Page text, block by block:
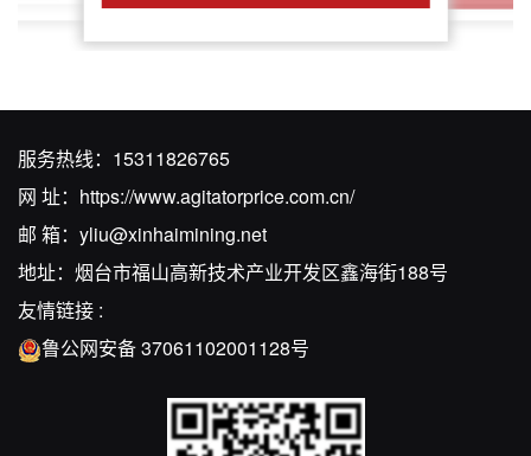
服务热线： 15311826765
网 址： https://www.agitatorprice.com.cn/
邮 箱： yliu@xinhaimining.net
地址：烟台市福山高新技术产业开发区鑫海街188号
友情链接 :
鲁公网安备 37061102001128号